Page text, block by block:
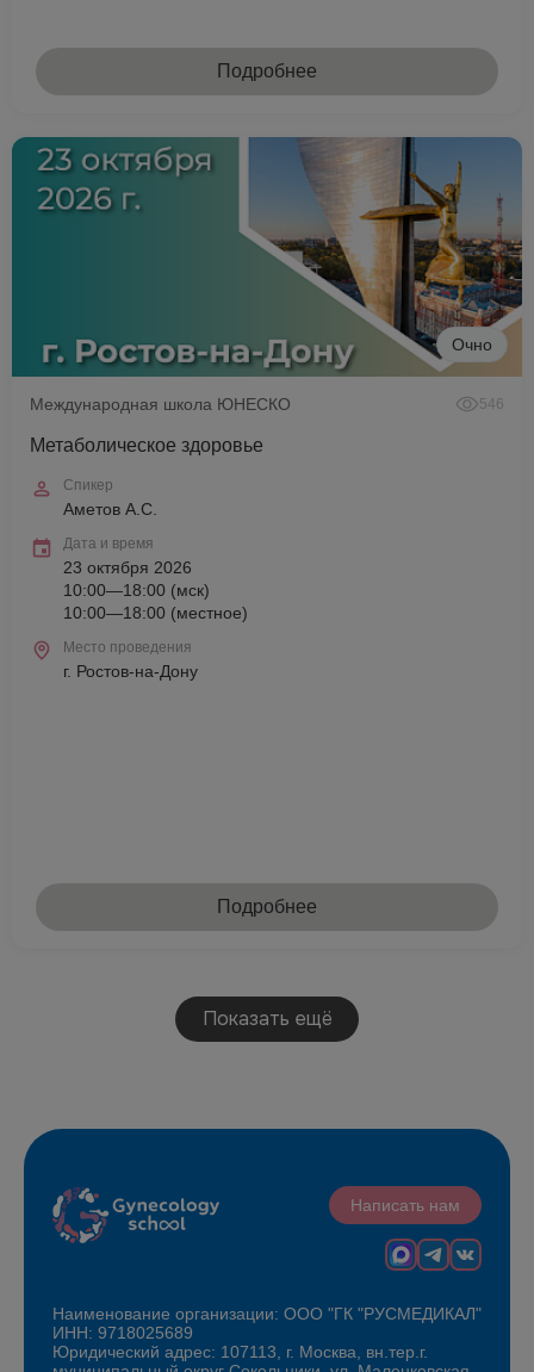
Подробнее
Очно
Международная школа ЮНЕСКО 546
Метаболическое здоровье
Спикер
Аметов А.С.
Дата и время
23 октября 2026
10:00—18:00 (мск)
10:00—18:00 (местное)
Место проведения
г. Ростов-на-Дону
Подробнее
Показать ещё
Написать нам
Наименование организации: ООО "ГК "РУСМЕДИКАЛ"
ИНН: 9718025689
Юридический адрес: 107113, г. Москва, вн.тер.г.